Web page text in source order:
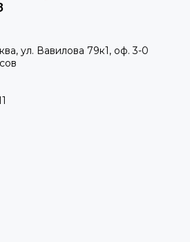
ул. Вавилова 79к1, оф. 3-0